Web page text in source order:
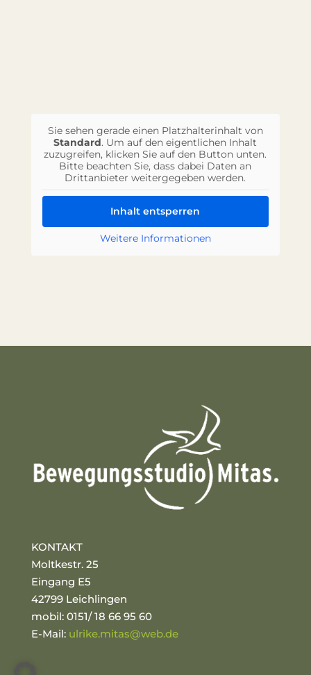
Sie sehen gerade einen Platzhalterinhalt von
Standard. Um auf den eigentlichen Inhalt
zuzugreifen, klicken Sie auf den Button unten.
Bitte beachten Sie, dass dabei Daten an
Drittanbieter weitergegeben werden.
Inhalt entsperren
Weitere Informationen
KONTAKT
Moltkestr. 25
Eingang E5
42799 Leichlingen
mobil: 0151/ 18 66 95 60
E-Mail: ulrike.mitas@web.de